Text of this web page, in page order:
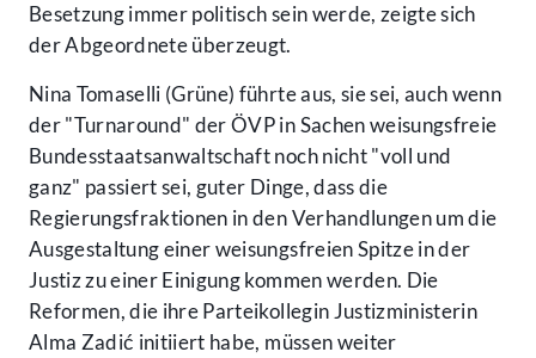
Besetzung immer politisch sein werde, zeigte sich
der Abgeordnete überzeugt.
Nina Tomaselli (Grüne) führte aus, sie sei, auch wenn
der "Turnaround" der ÖVP in Sachen weisungsfreie
Bundesstaatsanwaltschaft noch nicht "voll und
ganz" passiert sei, guter Dinge, dass die
Regierungsfraktionen in den Verhandlungen um die
Ausgestaltung einer weisungsfreien Spitze in der
Justiz zu einer Einigung kommen werden. Die
Reformen, die ihre Parteikollegin Justizministerin
Alma Zadić initiiert habe, müssen weiter